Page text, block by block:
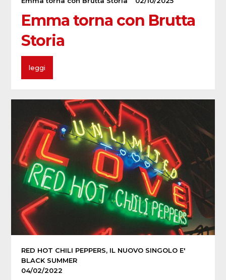
Emma torna con Brutta
Storia
leggi
RED HOT CHILI PEPPERS, IL NUOVO SINGOLO E'
BLACK SUMMER
04/02/2022